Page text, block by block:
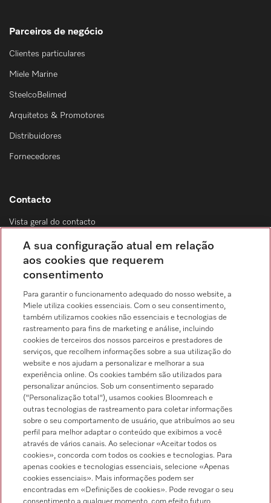
Parceiros de negócio
Clientes particulares
Miele Marine
SteelcoBelimed
Arquitetos & Promotores
Distribuidores
Fornecedores
Contacto
Vista geral do contacto
Distribuição & Serviço de assistência técnica
Chamada para a rede fixa, de acordo com o seu tarifário, em Portugal e em
Pesquisa de distribuidores
Siga a Miele Professional
A sua configuração atual em relação
aos cookies que requerem
consentimento
Para garantir o funcionamento adequado do nosso website, a
Miele utiliza cookies essenciais. Com o seu consentimento,
também utilizamos cookies não essenciais e tecnologias de
rastreamento para fins de marketing e análise, incluindo
cookies de terceiros dos nossos parceiros e prestadores de
serviços, que recolhem informações sobre a sua utilização do
website e nos ajudam a personalizar e melhorar a sua
experiência online. Os cookies também são utilizados para
personalizar anúncios. Sob um consentimento separado
("Personalização total"), usamos cookies Bloomreach e
outras tecnologias de rastreamento para coletar informações
sobre o seu comportamento de usuário, que atribuímos ao seu
perfil para melhor adaptar o conteúdo que exibimos a você
através de vários canais. Ao selecionar «Aceitar todos os
cookies», concorda com todos os cookies e tecnologias. Para
apenas cookies e tecnologias essenciais, selecione «Apenas
cookies essenciais». Mais informações podem ser
encontradas em «Definições de cookies». Pode revogar o seu